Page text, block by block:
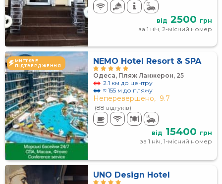
від 2500 грн
за 1 ніч, 2-місний номер
МИТТЄВЕ
ПІДТВЕРДЖЕННЯ
NEMO Hotel Resort & SPA
Одеса, Пляж Ланжерон, 25
2.1 км до центру
≈ 155 м до пляжу
Неперевершено, 9.7
(88 відгуків)
від 15400 грн
за 1 ніч, 1-місний номер
UNO Design Hotel